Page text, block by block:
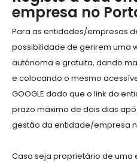
empresa no
Para as entidades/empresas
possibilidade de gerirem uma
autónoma e gratuita, dando
e colocando o mesmo
GOOGLE dado que o link da
prazo máximo de dois dias
gestão da entidade/empresa
Caso seja proprietário de